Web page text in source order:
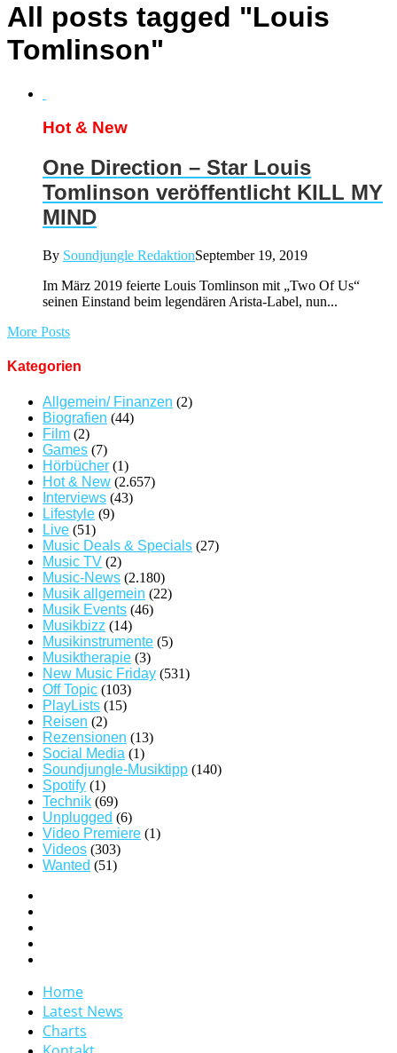
All posts tagged "Louis
Tomlinson"
Hot & New
One Direction – Star Louis
Tomlinson veröffentlicht KILL MY
MIND
By Soundjungle RedaktionSeptember 19, 2019
Im März 2019 feierte Louis Tomlinson mit „Two Of Us“
seinen Einstand beim legendären Arista-Label, nun...
More Posts
Kategorien
Allgemein/ Finanzen (2)
Biografien (44)
Film (2)
Games (7)
Hörbücher (1)
Hot & New (2.657)
Interviews (43)
Lifestyle (9)
Live (51)
Music Deals & Specials (27)
Music TV (2)
Music-News (2.180)
Musik allgemein (22)
Musik Events (46)
Musikbizz (14)
Musikinstrumente (5)
Musiktherapie (3)
New Music Friday (531)
Off Topic (103)
PlayLists (15)
Reisen (2)
Rezensionen (13)
Social Media (1)
Soundjungle-Musiktipp (140)
Spotify (1)
Technik (69)
Unplugged (6)
Video Premiere (1)
Videos (303)
Wanted (51)
Home
Latest News
Charts